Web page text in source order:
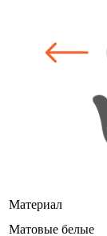
Материал
Матовые белые